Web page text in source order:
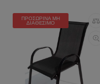
ΠΡΟΣΩΡΙΝΆ ΜΗ
ΔΙΑΘΈΣΙΜΟ